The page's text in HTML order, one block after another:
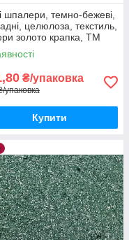
шпалери, темно-бежеві,
целюлоза, текстиль,
золото крапка, ТМ
Колор", Тип Ф/10
₴/упаковка
упаковка
Купити